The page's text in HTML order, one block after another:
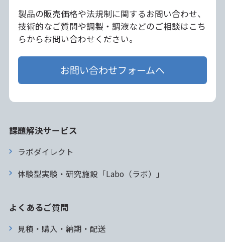
製品の販売価格や法規制に関するお問い合わせ、
技術的なご質問や調製・調液などのご相談はこち
らからお問い合わせください。
お問い合わせフォームへ
課題解決サービス
ラボダイレクト
体験型実験・研究施設「Labo（ラボ）」
よくあるご質問
見積・購入・納期・配送